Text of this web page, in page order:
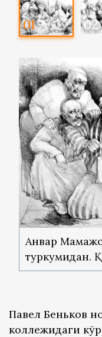
01 /4 02
Анвар
туркумидан.
Павел Беньков
коллежидаги